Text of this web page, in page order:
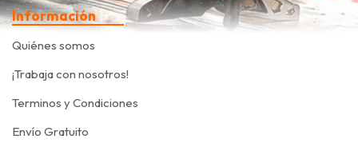
Información
Quiénes somos
¡Trabaja con nosotros!
Terminos y Condiciones
Envío Gratuito